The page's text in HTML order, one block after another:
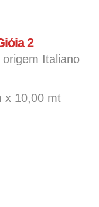
2
Italiano
x 10,00 mt